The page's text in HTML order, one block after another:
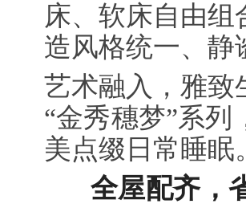
床、软床自由
造风格统一、静
艺术融入，雅致
“金秀穗梦”系
美点缀日常睡眠
全屋配齐，